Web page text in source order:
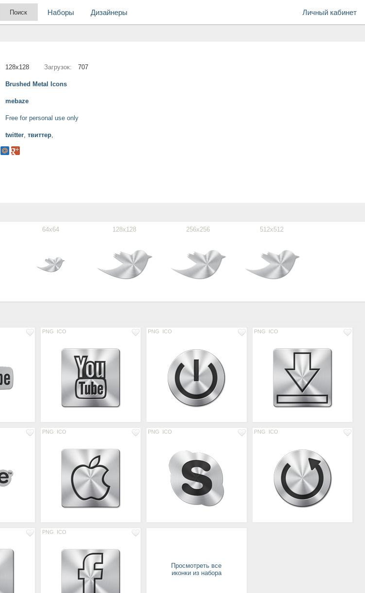
Личный кабинет
Наборы Дизайнеры
128x128 Загрузок: 707
Brushed Metal Icons
mebaze
Free for personal use only
twitter, твиттер,
64x64 128x128 256x256 512x512
PNG ICO PNG ICO PNG ICO
PNG ICO PNG ICO PNG ICO
PNG ICO
Просмотреть все
иконки из набора